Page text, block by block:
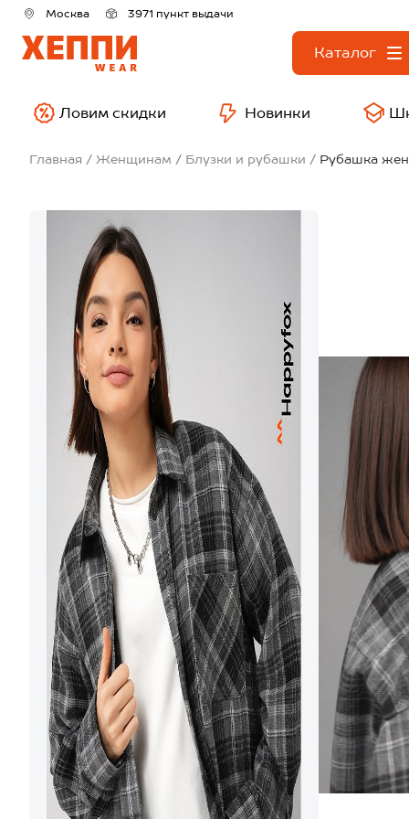
Москва 3971 пункт выдачи
Каталог
Ловим скидки Новинки
Главная Женщинам Блузки и рубашки Рубашка